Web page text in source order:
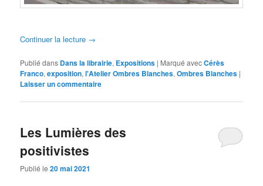
Continuer la lecture →
Publié dans Dans la librairie, Expositions | Marqué avecCérès
Franco,exposition,l'Atelier Ombres Blanches,Ombres Blanches |
Laisser un commentaire
Les Lumières des
positivistes
Publié le20 mai 2021